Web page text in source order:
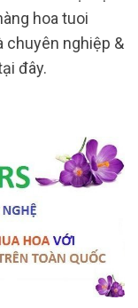
hoa tuoi
chuyên nghiệp &
đây.